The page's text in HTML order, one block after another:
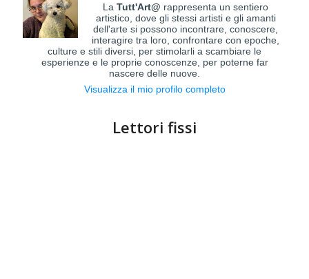
LaTutt'Art@ rappresenta un sentiero
artistico, dove gli stessi artisti e gli amanti
dell'arte si possono incontrare, conoscere,
interagire tra loro, confrontare con epoche,
culture e stili diversi, per stimolarli a scambiare le
esperienze e le proprie conoscenze, per poterne far
nascere delle nuove.
Visualizza il mio profilo completo
Lettori fissi